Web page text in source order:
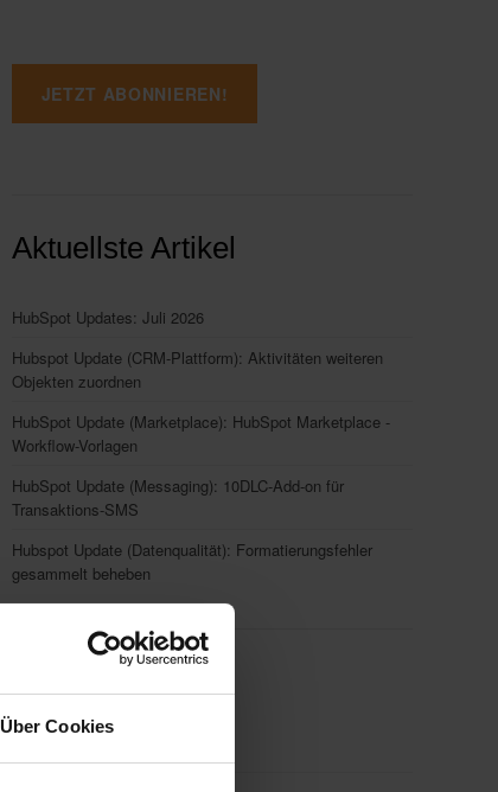
Über Cookies
Aktuellste Artikel
HubSpot Updates: Juli 2026
Hubspot Update (CRM-Plattform): Aktivitäten weiteren
Objekten zuordnen
HubSpot Update (Marketplace): HubSpot Marketplace -
Workflow-Vorlagen
HubSpot Update (Messaging): 10DLC-Add-on für
Transaktions-SMS
Hubspot Update (Datenqualität): Formatierungsfehler
gesammelt beheben